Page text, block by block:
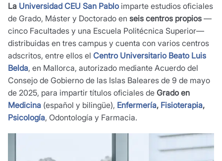
La Universidad CEU San Pablo imparte estudios oficiales
de Grado, Máster y Doctorado en seis centros propios —
cinco Facultades y una Escuela Politécnica Superior—
distribuidas en tres campus y cuenta con varios centros
adscritos, entre ellos el Centro Universitario Beato Luis
Belda, en Mallorca, autorizado mediante Acuerdo del
Consejo de Gobierno de las Islas Baleares de 9 de mayo
de 2025, para impartir títulos oficiales de Grado en
Medicina (español y bilingüe), Enfermería, Fisioterapia,
Psicología, Odontología y Farmacia.